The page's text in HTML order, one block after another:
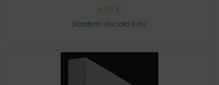
6,59 €
Skladom: viac ako 5 m2